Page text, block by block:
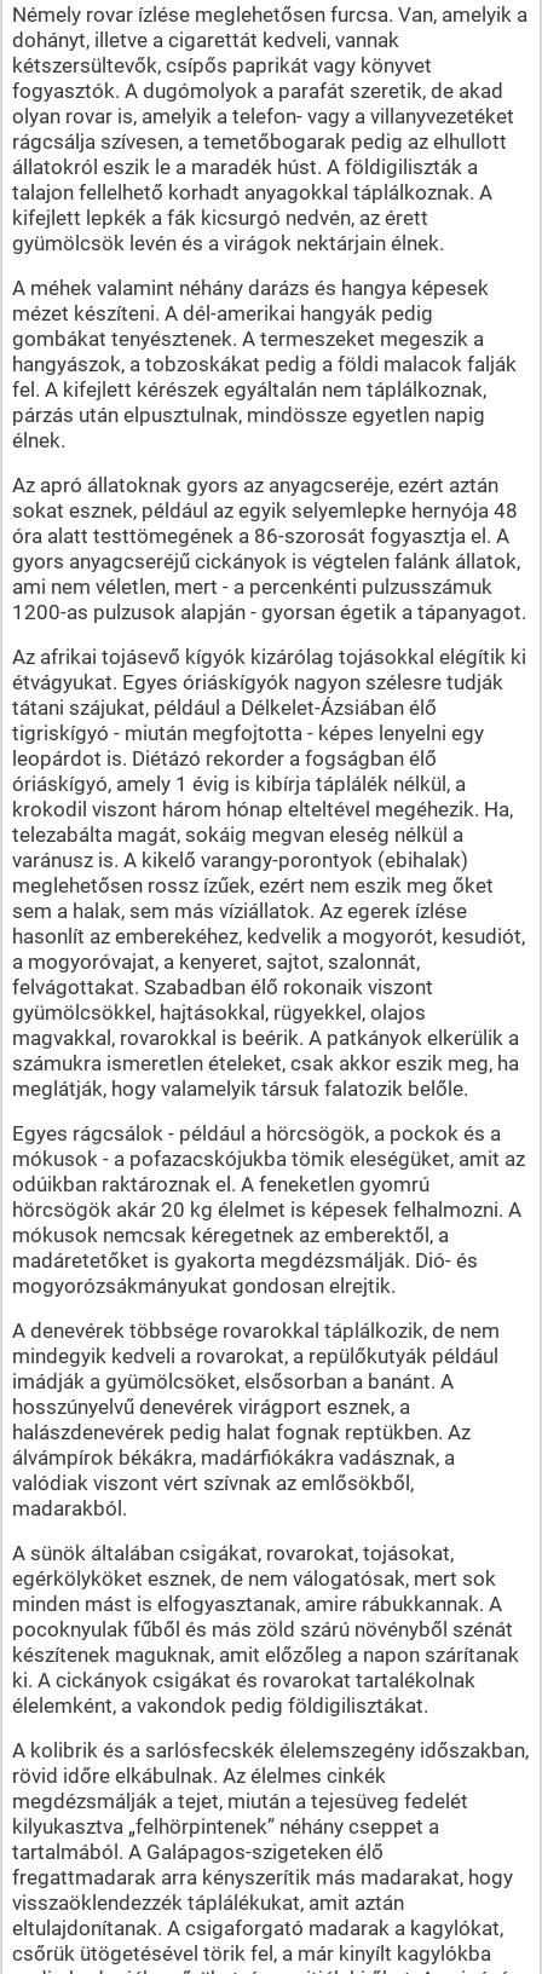
Némely rovar ízlése meglehetősen furcsa. Van, amelyik a
dohányt, illetve a cigarettát kedveli, vannak
kétszersültevők, csípős paprikát vagy könyvet
fogyasztók. A dugómolyok a parafát szeretik, de akad
olyan rovar is, amelyik a telefon- vagy a villanyvezetéket
rágcsálja szívesen, a temetőbogarak pedig az elhullott
állatokról eszik le a maradék húst. A földigiliszták a
talajon fellelhető korhadt anyagokkal táplálkoznak. A
kifejlett lepkék a fák kicsurgó nedvén, az érett
gyümölcsök levén és a virágok nektárjain élnek.
A méhek valamint néhány darázs és hangya képesek
mézet készíteni. A dél-amerikai hangyák pedig
gombákat tenyésztenek. A termeszeket megeszik a
hangyászok, a tobzoskákat pedig a földi malacok falják
fel. A kifejlett kérészek egyáltalán nem táplálkoznak,
párzás után elpusztulnak, mindössze egyetlen napig
élnek.
Az apró állatoknak gyors az anyagcseréje, ezért aztán
sokat esznek, például az egyik selyemlepke hernyója 48
óra alatt testtömegének a 86-szorosát fogyasztja el. A
gyors anyagcseréjű cickányok is végtelen falánk állatok,
ami nem véletlen, mert - a percenkénti pulzusszámuk
1200-as pulzusok alapján - gyorsan égetik a tápanyagot.
Az afrikai tojásevő kígyók kizárólag tojásokkal elégítik ki
étvágyukat. Egyes óriáskígyók nagyon szélesre tudják
tátani szájukat, például a Délkelet-Ázsiában élő
tigriskígyó - miután megfojtotta - képes lenyelni egy
leopárdot is. Diétázó rekorder a fogságban élő
óriáskígyó, amely 1 évig is kibírja táplálék nélkül, a
krokodil viszont három hónap elteltével megéhezik. Ha,
telezabálta magát, sokáig megvan eleség nélkül a
varánusz is. A kikelő varangy-porontyok (ebihalak)
meglehetősen rossz ízűek, ezért nem eszik meg őket
sem a halak, sem más víziállatok. Az egerek ízlése
hasonlít az emberekéhez, kedvelik a mogyorót, kesudiót,
a mogyoróvajat, a kenyeret, sajtot, szalonnát,
felvágottakat. Szabadban élő rokonaik viszont
gyümölcsökkel, hajtásokkal, rügyekkel, olajos
magvakkal, rovarokkal is beérik. A patkányok elkerülik a
számukra ismeretlen ételeket, csak akkor eszik meg, ha
meglátják, hogy valamelyik társuk falatozik belőle.
Egyes rágcsálok - például a hörcsögök, a pockok és a
mókusok - a pofazacskójukba tömik eleségüket, amit az
odúikban raktároznak el. A feneketlen gyomrú
hörcsögök akár 20 kg élelmet is képesek felhalmozni. A
mókusok nemcsak kéregetnek az emberektől, a
madáretetőket is gyakorta megdézsmálják. Dió- és
mogyorózsákmányukat gondosan elrejtik.
A denevérek többsége rovarokkal táplálkozik, de nem
mindegyik kedveli a rovarokat, a repülőkutyák például
imádják a gyümölcsöket, elsősorban a banánt. A
hosszúnyelvű denevérek virágport esznek, a
halászdenevérek pedig halat fognak reptükben. Az
álvámpírok békákra, madárfiókákra vadásznak, a
valódiak viszont vért szívnak az emlősökből,
madarakból.
A sünök általában csigákat, rovarokat, tojásokat,
egérkölyköket esznek, de nem válogatósak, mert sok
minden mást is elfogyasztanak, amire rábukkannak. A
pocoknyulak fűből és más zöld szárú növényből szénát
készítenek maguknak, amit előzőleg a napon szárítanak
ki. A cickányok csigákat és rovarokat tartalékolnak
élelemként, a vakondok pedig földigilisztákat.
A kolibrik és a sarlósfecskék élelemszegény időszakban,
rövid időre elkábulnak. Az élelmes cinkék
megdézsmálják a tejet, miután a tejesüveg fedelét
kilyukasztva „felhörpintenek” néhány cseppet a
tartalmából. A Galápagos-szigeteken élő
fregattmadarak arra kényszerítik más madarakat, hogy
visszaöklendezzék táplálékukat, amit aztán
eltulajdonítanak. A csigaforgató madarak a kagylókat,
csőrük ütögetésével törik fel, a már kinyílt kagylókba